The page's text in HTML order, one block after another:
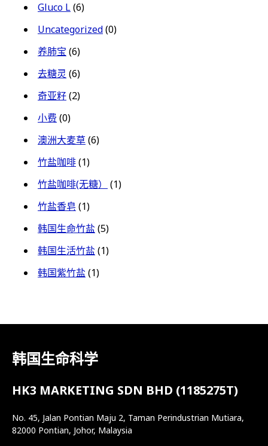
Gluco L(6)
Uncategorized(0)
养肺宝 (6)
去糖灵(6)
奇亚籽(2)
小费 (0)
澳洲大麦草(6)
竹盐咖啡(1)
竹盐咖啡(无糖）
(1)
竹盐香皂 (1)
韩国生命竹盐(5)
韩国生活竹盐(1)
韩国紫竹盐(1)
韩国生命科学
HK3 MARKETING SDN BHD (1185275T)
No. 45, Jalan Pontian Maju 2, Taman Perindustrian Mutiara,
82000 Pontian, Johor, Malaysia